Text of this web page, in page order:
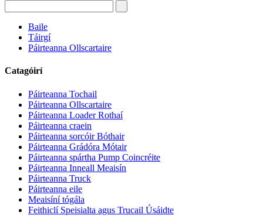
Baile
Táirgí
Páirteanna Ollscartaire
Catagóirí
Páirteanna Tochail
Páirteanna Ollscartaire
Páirteanna Loader Rothaí
Páirteanna craein
Páirteanna sorcóir Bóthair
Páirteanna Grádóra Mótair
Páirteanna spártha Pump Coincréite
Páirteanna Inneall Meaisín
Páirteanna Truck
Páirteanna eile
Meaisíní tógála
Feithiclí Speisialta agus Trucail Úsáidte